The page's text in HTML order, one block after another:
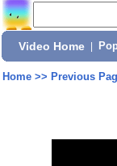
Video Home
Home>> Previous